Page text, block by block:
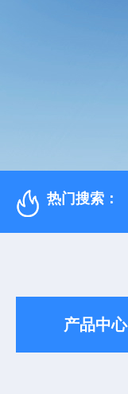
热门搜索：
产品中心